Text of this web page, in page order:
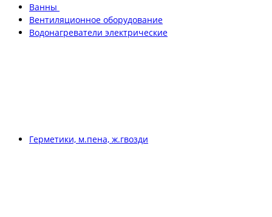
Ванны
Вентиляционное оборудование
Водонагреватели электрические
Герметики, м.пена, ж.гвозди